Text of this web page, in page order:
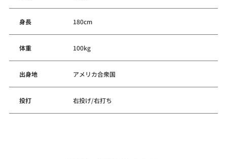
身長 180cm
体重 100kg
出身地 アメリカ合衆国
投打 右投げ/右打ち